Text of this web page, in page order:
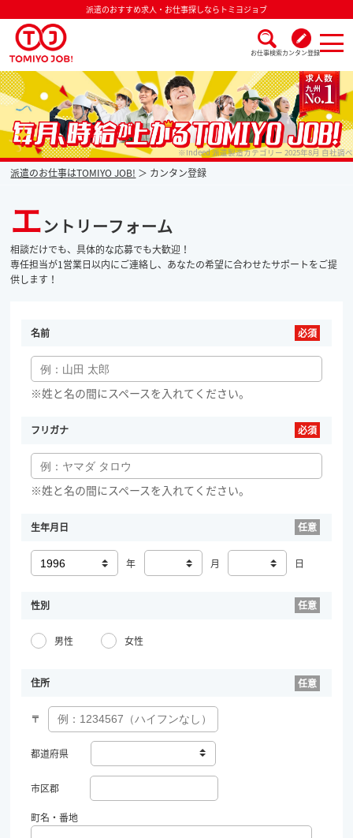
派遣のおすすめ求人・お仕事探しならトミヨジョブ
お仕事検索カンタン登録
派遣なら毎月時給が上がるトミヨジョブ ※Indeed 派遣製造カテゴリー 2025年8月 自社調べ
派遣のお仕事はTOMIYO JOB! カンタン登録
エントリーフォーム
相談だけでも、具体的な応募でも大歓迎！
専任担当が1営業日以内にご連絡し、あなたの希望に合わせたサポートをご提
供します！
名前
※姓と名の間にスペースを入れてください。
フリガナ
※姓と名の間にスペースを入れてください。
生年月日
年 月 日
性別
男性 女性
住所
〒
都道府県
市区郡
町名・番地